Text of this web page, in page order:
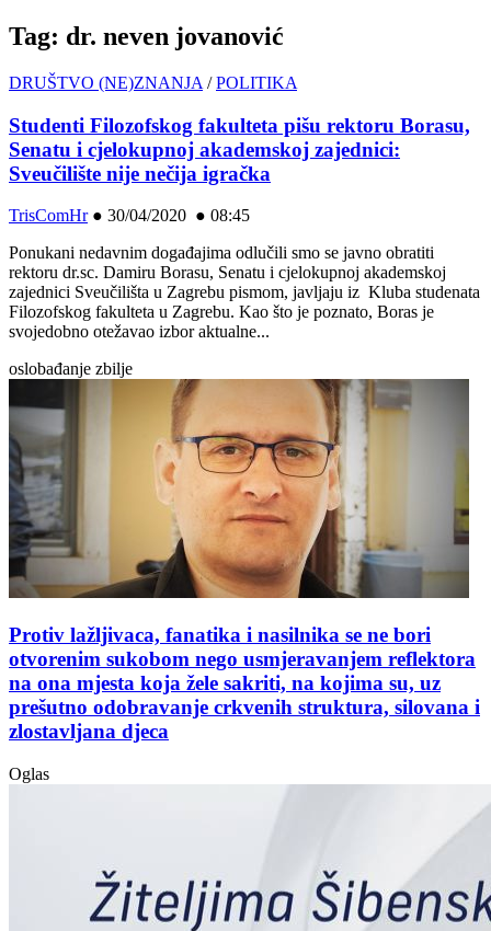
Tag: dr. neven jovanović
DRUŠTVO (NE)ZNANJA /POLITIKA
Studenti Filozofskog fakulteta pišu rektoru Borasu,
Senatu i cjelokupnoj akademskoj zajednici:
Sveučilište nije nečija igračka
TrisComHr● 30/04/2020 ● 08:45
Ponukani nedavnim događajima odlučili smo se javno obratiti
rektoru dr.sc. Damiru Borasu, Senatu i cjelokupnoj akademskoj
zajednici Sveučilišta u Zagrebu pismom, javljaju iz Kluba studenata
Filozofskog fakulteta u Zagrebu. Kao što je poznato, Boras je
svojedobno otežavao izbor aktualne...
oslobađanje zbilje
Protiv lažljivaca, fanatika i nasilnika se ne bori
otvorenim sukobom nego usmjeravanjem reflektora
na ona mjesta koja žele sakriti, na kojima su, uz
prešutno odobravanje crkvenih struktura, silovana i
zlostavljana djeca
Oglas